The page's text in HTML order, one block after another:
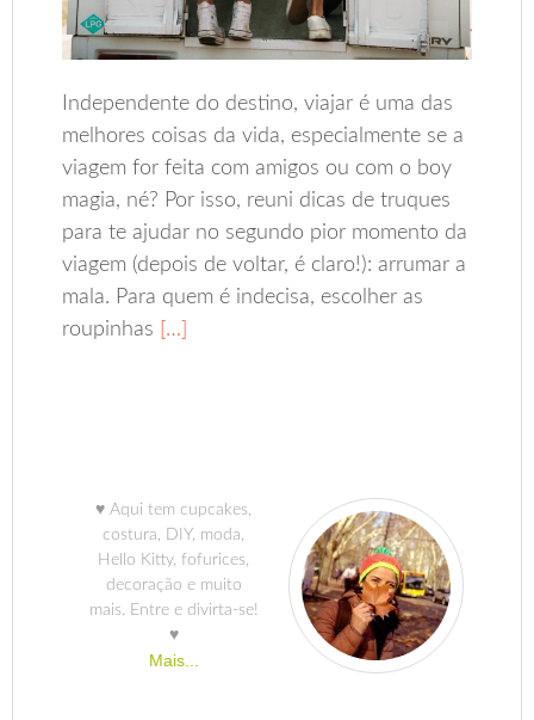
Independente do destino, viajar é uma das
melhores coisas da vida, especialmente se a
viagem for feita com amigos ou com o boy
magia, né? Por isso, reuni dicas de truques
para te ajudar no segundo pior momento da
viagem (depois de voltar, é claro!): arrumar a
mala. Para quem é indecisa, escolher as
roupinhas […]
♥ Aqui tem cupcakes,
costura, DIY, moda,
Hello Kitty, fofurices,
decoração e muito
mais. Entre e divirta-se!
♥
Mais...